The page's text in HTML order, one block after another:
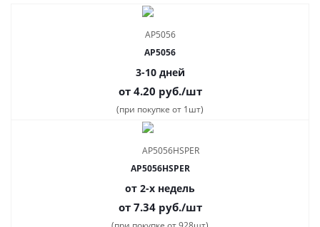
AP5056
3-10 дней
от 4.20 руб./шт
(при покупке от 1шт)
AP5056HSPER
от 2-х недель
от 7.34 руб./шт